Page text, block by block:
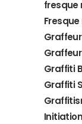
fresque
Graffiti
Graffiti